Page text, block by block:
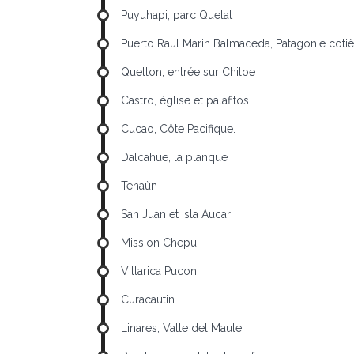
Puyuhapi, parc Quelat
Puerto Raul Marin Balmaceda, Patagonie
Quellon, entrée sur Chiloe
Castro, église et palafitos
Cucao, Côte Pacifique.
Dalcahue, la planque
Tenaùn
San Juan et Isla Aucar
Mission Chepu
Villarica Pucon
Curacautin
Linares, Valle del Maule